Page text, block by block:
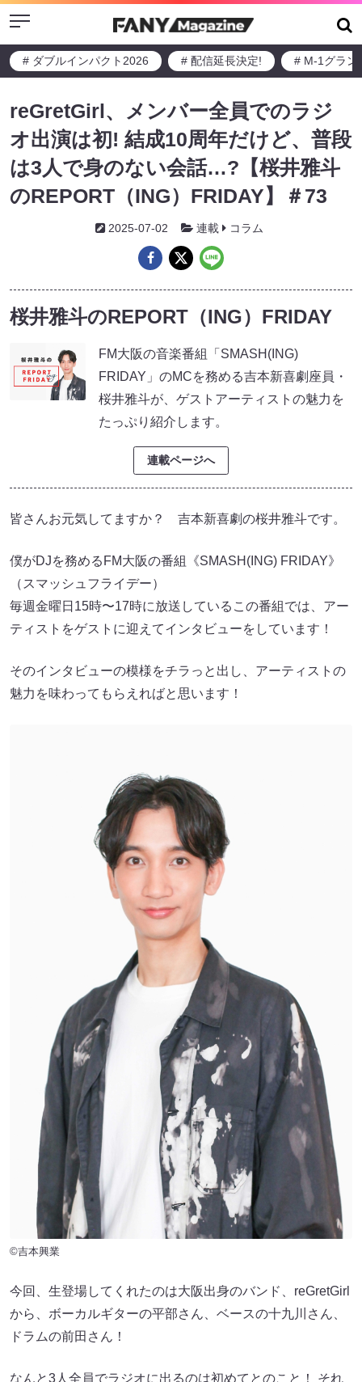
Menu
# ダブルインパクト2026 # 配信延長決定! # M-1グラン
reGretGirl、メンバー全員でのラジ
オ出演は初! 結成10周年だけど、普段
は3人で身のない会話…?【桜井雅斗
のREPORT（ING）FRIDAY】＃73
2025-07-02 連載 コラム
桜井雅斗のREPORT（ING）FRIDAY
FM大阪の音楽番組「SMASH(ING)
FRIDAY」のMCを務める吉本新喜劇座員・
桜井雅斗が、ゲストアーティストの魅力を
たっぷり紹介します。
連載ページへ
皆さんお元気してますか？ 吉本新喜劇の桜井雅斗です。
僕がDJを務めるFM大阪の番組《SMASH(ING) FRIDAY》
（スマッシュフライデー）
毎週金曜日15時〜17時に放送しているこの番組では、アー
ティストをゲストに迎えてインタビューをしています！
そのインタビューの模様をチラっと出し、アーティストの
魅力を味わってもらえればと思います！
©吉本興業
今回、生登場してくれたのは大阪出身のバンド、reGretGirl
から、ボーカルギターの平部さん、ベースの十九川さん、
ドラムの前田さん！
なんと3人全員でラジオに出るのは初めてとのこと！ それ